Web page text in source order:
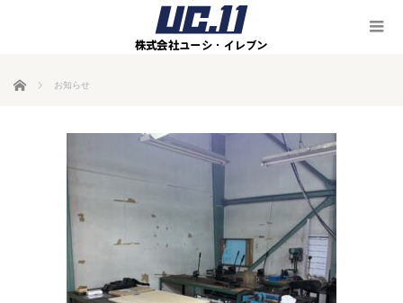
ホーム お知らせ